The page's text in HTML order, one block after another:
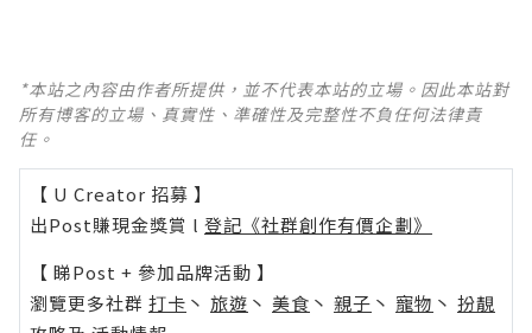
*本站之內容由作者所提供，並不代表本站的立場。因此本站對
所有博客的立場、真實性、準確性及完整性不負任何法律責
任。
【 U Creator 招募 】
出Post賺現金獎賞 l 登記《社群創作有價企劃》
【 睇Post + 參加品牌活動 】
瀏覽更多社群 打卡 丶 旅遊 丶 美食 丶 親子 丶 寵物 丶 扮靚